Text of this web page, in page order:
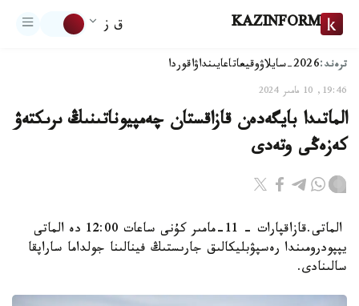
KAZINFORM ق ز
ترەند:2026-سايلاۋ وقيعاتاعايىنداۋاقوردا
19:46, 10 مامىر 2024
الماتىدا بايگەدەن قازاقستان چەمپيوناتىنىڭ ىرىكتەۋ
كەزەڭى وتەدى
الماتى.قازاقپارات – 11-مامىر كۇنى ساعات 12:00 دە الماتى
يپپودرومىندا رەسپۋبليكالىق جارىستىڭ فينالىنا جولداما ساراپقا
سالىنادى.